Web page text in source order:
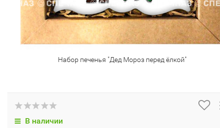
Набор печенья "Дед Мороз перед ёлкой"
В наличии